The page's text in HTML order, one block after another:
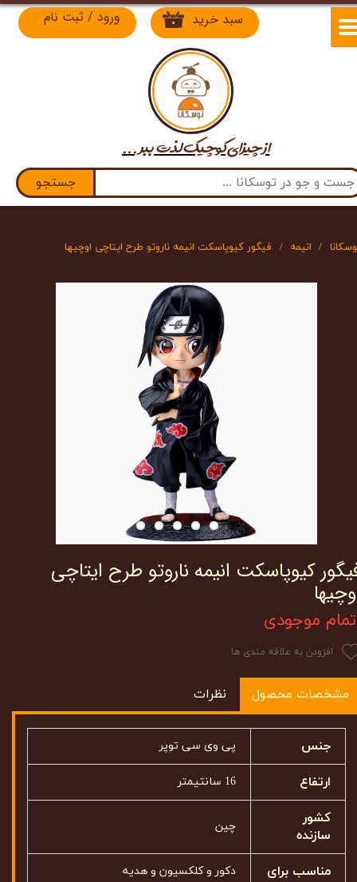
جستجو
۰ سبد خرید ورود / ثبت نام
حساب کاربری من
خروج از حساب کاربریاز چیزای کوچیک لذت​​​​​​​ ببر ...
انیمه فیگور کیوپاسکت انیمه ناروتو طرح ایتاچی اوچیها
کیوپاسکت انیمه ناروتو طرح ایتاچی
موجودی
افزودن به علاقه مندی ها
مشخصات محصول نظرات
جنس پی وی سی توپر
ارتفاع 16 سانتیمتر
کشور
سازنده
چین
مناسب برای دکور و کلکسیون و هدیه